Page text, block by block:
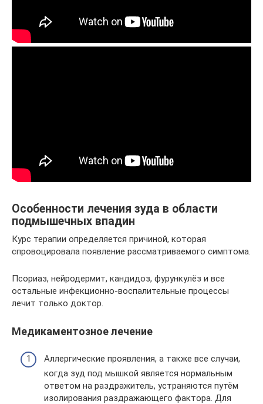
Особенности лечения зуда в области
подмышечных впадин
Курс терапии определяется причиной, которая
спровоцировала появление рассматриваемого симптома.
Псориаз, нейродермит, кандидоз, фурункулёз и все
остальные инфекционно-воспалительные процессы
лечит только доктор.
Медикаментозное лечение
Аллергические проявления, а также все случаи,
когда зуд под мышкой является нормальным
ответом на раздражитель, устраняются путём
изолирования раздражающего фактора. Для